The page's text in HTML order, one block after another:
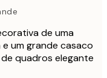
de uma
um grande casaco
quadros elegante